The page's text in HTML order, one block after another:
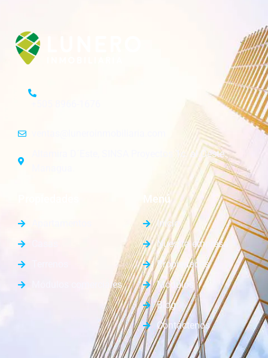
Altamira D´Este, SINSA Proyectos 1c. al Oeste.
Módulos comerciales
Menú
Inicio
Nuestra empresa
Propiedades
Módulos
Blog
Contáctenos